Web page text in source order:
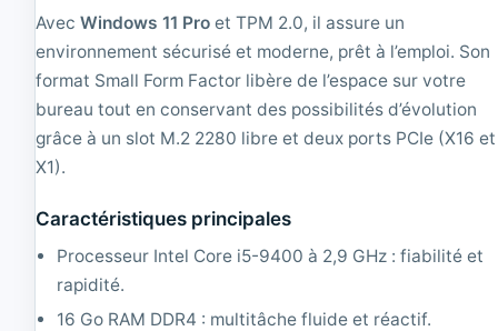
C
e
l
e
r
o
n
9
i
o
n
n
|
C
o
i
AvecWindows 11 Pro et TPM 2.0, il assure un
environnement sécurisé et moderne, prêt à l’emploi. Son
format Small Form Factor libère de l’espace sur votre
bureau tout en conservant des possibilités d’évolution
grâce à un slot M.2 2280 libre et deux ports PCIe (X16 et
X1).
Caractéristiques principales
Processeur Intel Core i5-9400 à 2,9 GHz : fiabilité et
rapidité.
16 Go RAM DDR4 : multitâche fluide et réactif.